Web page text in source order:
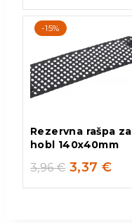
-15%
Rezervna rašpa za
hobl 140x40mm
3,96€ 3,37 €